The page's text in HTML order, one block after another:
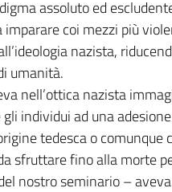
assoluto ed
coi mezzi più
nazista,
umanità.
nell’ottica nazista
individui ad una
tedesca o comunque
sfruttare fino alla morte
nostro seminario –